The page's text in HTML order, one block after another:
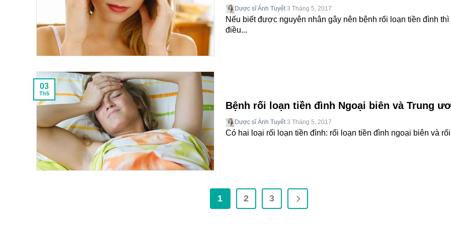
Dược sĩ Ánh Tuyết 3 Tháng 5, 2017
Nếu biết được nguyên nhân gây nên bệnh rối loạn tiền đình thì
điều...
Bệnh rối loạn tiền đình Ngoại biên và Trung
Dược sĩ Ánh Tuyết 3 Tháng 5, 2017
Có hai loại rối loạn tiền đình: rối loạn tiền đình ngoại biên và
03
Th5
1 2 3